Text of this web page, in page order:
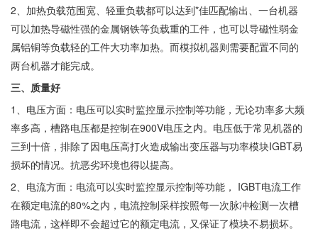
2、加热负载范围宽、轻重负载都可以达到*佳匹配输出、一台机器
可以加热导磁性强的金属钢铁等负载重的工件，也可以导磁性弱金
属铝铜等负载轻的工件大功率加热。而模拟机器则需要配置不同的
两台机器才能完成。
三、质量好
1、电压方面：电压可以实时监控显示控制等功能，无论功率多大频
率多高，槽路电压都是控制在900V电压之内。电压低于常见机器的
三到十倍，排除了因电压高打火造成输出变压器与功率模块IGBT易
损坏的情况。抗恶劣环境也得以提高。
2、电流方面：电流可以实时监控显示控制等功能， IGBT电流工作
在额定电流的80%之内，电流控制采样按照每一次脉冲检测一次槽
路电流，这样即不会超过它的额定电流，又保证了模块不易损坏。